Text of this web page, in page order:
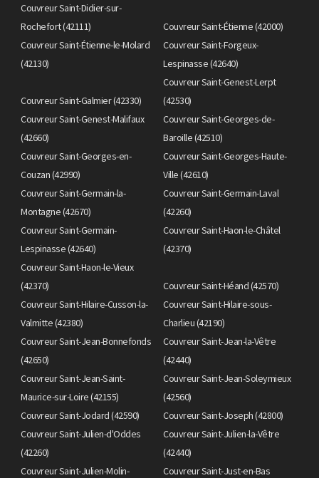
Couvreur Saint-Didier-sur-
Rochefort (42111)
Couvreur Saint-Étienne (42000)
Couvreur Saint-Étienne-le-Molard
(42130)
Couvreur Saint-Forgeux-
Lespinasse (42640)
Couvreur Saint-Galmier (42330)
Couvreur Saint-Genest-Lerpt
(42530)
Couvreur Saint-Genest-Malifaux
(42660)
Couvreur Saint-Georges-de-
Baroille (42510)
Couvreur Saint-Georges-en-
Couzan (42990)
Couvreur Saint-Georges-Haute-
Ville (42610)
Couvreur Saint-Germain-la-
Montagne (42670)
Couvreur Saint-Germain-Laval
(42260)
Couvreur Saint-Germain-
Lespinasse (42640)
Couvreur Saint-Haon-le-Châtel
(42370)
Couvreur Saint-Haon-le-Vieux
(42370)
Couvreur Saint-Héand (42570)
Couvreur Saint-Hilaire-Cusson-la-
Valmitte (42380)
Couvreur Saint-Hilaire-sous-
Charlieu (42190)
Couvreur Saint-Jean-Bonnefonds
(42650)
Couvreur Saint-Jean-la-Vêtre
(42440)
Couvreur Saint-Jean-Saint-
Maurice-sur-Loire (42155)
Couvreur Saint-Jean-Soleymieux
(42560)
Couvreur Saint-Jodard (42590)
Couvreur Saint-Joseph (42800)
Couvreur Saint-Julien-d'Oddes
(42260)
Couvreur Saint-Julien-la-Vêtre
(42440)
Couvreur Saint-Julien-Molin-
Couvreur Saint-Just-en-Bas